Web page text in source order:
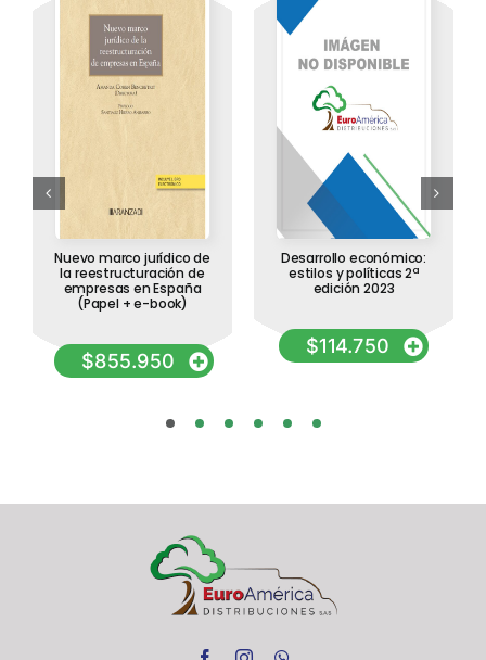
Nuevo marco jurídico de
la reestructuración de
empresas en España
(Papel + e-book)
$855.950
Desarrollo económico:
estilos y políticas 2ª
edición 2023
$114.750